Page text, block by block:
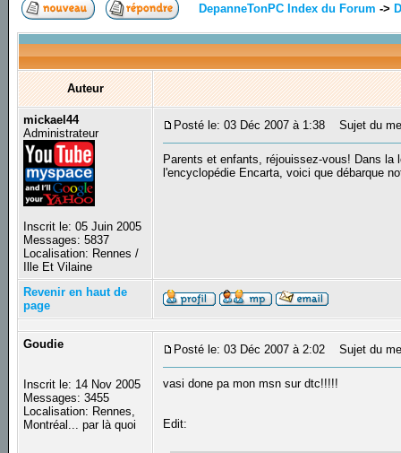
DepanneTonPC Index du Forum ->
Auteur
mickael44
Administrateur
Inscrit le: 05 Juin 2005
Messages: 5837
Localisation: Rennes /
Ille Et Vilaine
Posté le: 03 Déc 2007 à 1:38 Sujet du
Parents et enfants, réjouissez-vous! Dans la
l'encyclopédie Encarta, voici que débarque
Revenir en haut de
page
Goudie
Inscrit le: 14 Nov 2005
Messages: 3455
Localisation: Rennes,
Montréal... par là quoi
Posté le: 03 Déc 2007 à 2:02 Sujet du
vasi done pa mon msn sur dtc!!!!!
Edit: